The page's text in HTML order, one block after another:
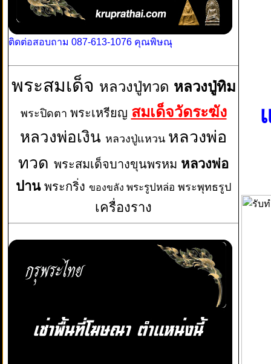
ติดต่อสอบถาม 087-613-1076 คุณพิษณุ
พระสมเด็จ หลวงปู่ทวด หลวงปู่ทิม
พระปิดตา พระเหรียญ สมเด็จวัดระฆัง
หลวงพ่อเงิน หลวงปู่แหวน หลวงพ่อ
ทวด พระสมเด็จบางขุนพรหม หลวงพ่อ
ปาน พระกริ่ง ของขลัง พระรูปหล่อ พระพุทธรูป
เครื่องราง